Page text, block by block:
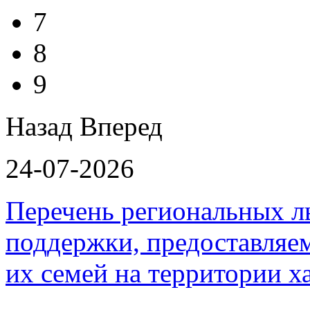
7
8
9
Назад Вперед
24-07-2026
Перечень региональных
поддержки,
их семей на территории